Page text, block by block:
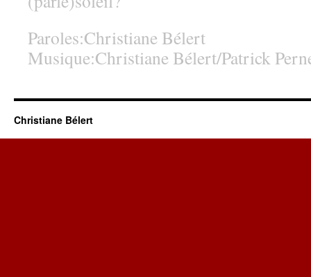
Paroles:Christiane Bélert
Musique:Christiane Bélert/Patrick
Christiane Bélert